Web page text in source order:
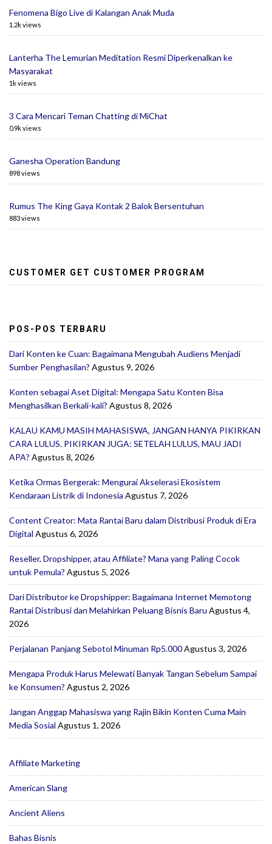
Fenomena Bigo Live di Kalangan Anak Muda
1.2k views
Lanterha The Lemurian Meditation Resmi Diperkenalkan ke
Masyarakat
1k views
3 Cara Mencari Teman Chatting di MiChat
0.9k views
Ganesha Operation Bandung
898 views
Rumus The King Gaya Kontak 2 Balok Bersentuhan
883 views
CUSTOMER GET CUSTOMER PROGRAM
POS-POS TERBARU
Dari Konten ke Cuan: Bagaimana Mengubah Audiens Menjadi
Sumber Penghasilan? Agustus 9, 2026
Konten sebagai Aset Digital: Mengapa Satu Konten Bisa
Menghasilkan Berkali-kali? Agustus 8, 2026
KALAU KAMU MASIH MAHASISWA, JANGAN HANYA PIKIRKAN
CARA LULUS. PIKIRKAN JUGA: SETELAH LULUS, MAU JADI
APA? Agustus 8, 2026
Ketika Ormas Bergerak: Mengurai Akselerasi Ekosistem
Kendaraan Listrik di Indonesia Agustus 7, 2026
Content Creator: Mata Rantai Baru dalam Distribusi Produk di Era
Digital Agustus 6, 2026
Reseller, Dropshipper, atau Affiliate? Mana yang Paling Cocok
untuk Pemula? Agustus 5, 2026
Dari Distributor ke Dropshipper: Bagaimana Internet Memotong
Rantai Distribusi dan Melahirkan Peluang Bisnis Baru Agustus 4,
2026
Perjalanan Panjang Sebotol Minuman Rp5.000Agustus 3, 2026
Mengapa Produk Harus Melewati Banyak Tangan Sebelum Sampai
ke Konsumen? Agustus 2, 2026
Jangan Anggap Mahasiswa yang Rajin Bikin Konten Cuma Main
Media Sosial Agustus 1, 2026
Affiliate Marketing
American Slang
Ancient Aliens
Bahas Bisnis